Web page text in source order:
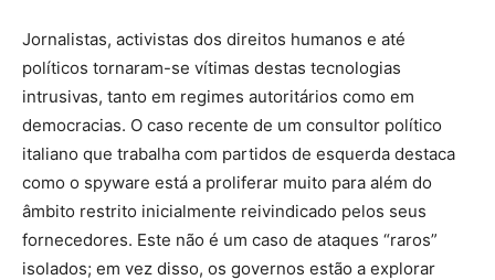
Jornalistas, activistas dos direitos humanos e até
políticos tornaram-se vítimas destas tecnologias
intrusivas, tanto em regimes autoritários como em
democracias. O caso recente de um consultor político
italiano que trabalha com partidos de esquerda destaca
como o spyware está a proliferar muito para além do
âmbito restrito inicialmente reivindicado pelos seus
fornecedores. Este não é um caso de ataques “raros”
isolados; em vez disso, os governos estão a explorar